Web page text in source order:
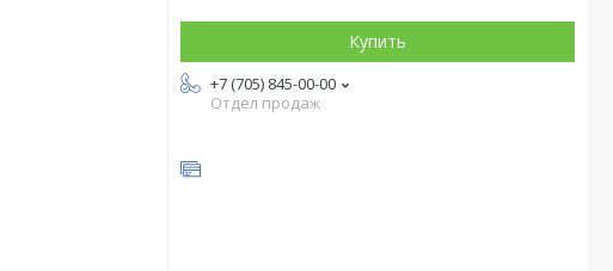
Купить
+7 (705) 845-00-00
Отдел продаж